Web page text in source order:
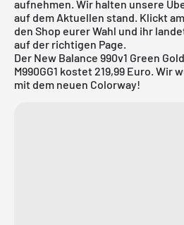
aufnehmen. Wir halten unsere
auf dem Aktuellen stand. Klickt
den Shop eurer Wahl und ihr
auf der richtigen Page.
Der New Balance 990v1 Green
M990GG1 kostet 219,99 Euro. Wir
mit dem neuen Colorway!